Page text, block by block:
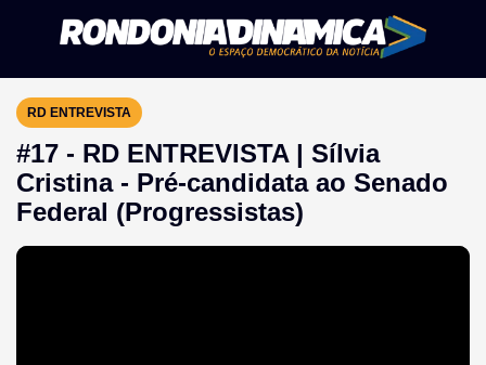
RD ENTREVISTA
#17 - RD ENTREVISTA | Sílvia
Cristina - Pré-candidata ao Senado
Federal (Progressistas)